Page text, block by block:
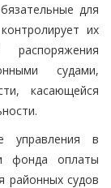
для
их
судами,
касающейся
управления в
фонда оплаты
районных судов